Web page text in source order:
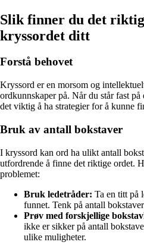
Slik finner du det
kryssordet ditt
Forstå behovet
Kryssord er en morsom og
ordkunnskaper på. Når du står fast
det viktig å ha strategier for å kunne
Bruk av antall bokstaver
I kryssord kan ord ha ulikt antall
utfordrende å finne det riktige ordet.
problemet:
Bruk ledetråder: Ta en titt på
funnet. Tenk på antall
Prøv med forskjellige
ikke er sikker på antall
ulike muligheter.